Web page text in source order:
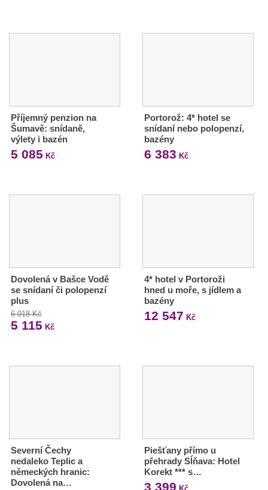
Příjemný penzion na
Šumavě: snídaně,
výlety i bazén
5 085 Kč
Portorož: 4* hotel se
snídaní nebo polopenzí,
bazény
6 383 Kč
Dovolená v Bašce Vodě
se snídaní či polopenzí
plus
6 018 Kč
5 115 Kč
4* hotel v Portoroži
hned u moře, s jídlem a
bazény
12 547 Kč
Severní Čechy
nedaleko Teplic a
německých hranic:
Dovolená na…
Piešťany přímo u
přehrady Sĺňava: Hotel
Korekt *** s…
3 399